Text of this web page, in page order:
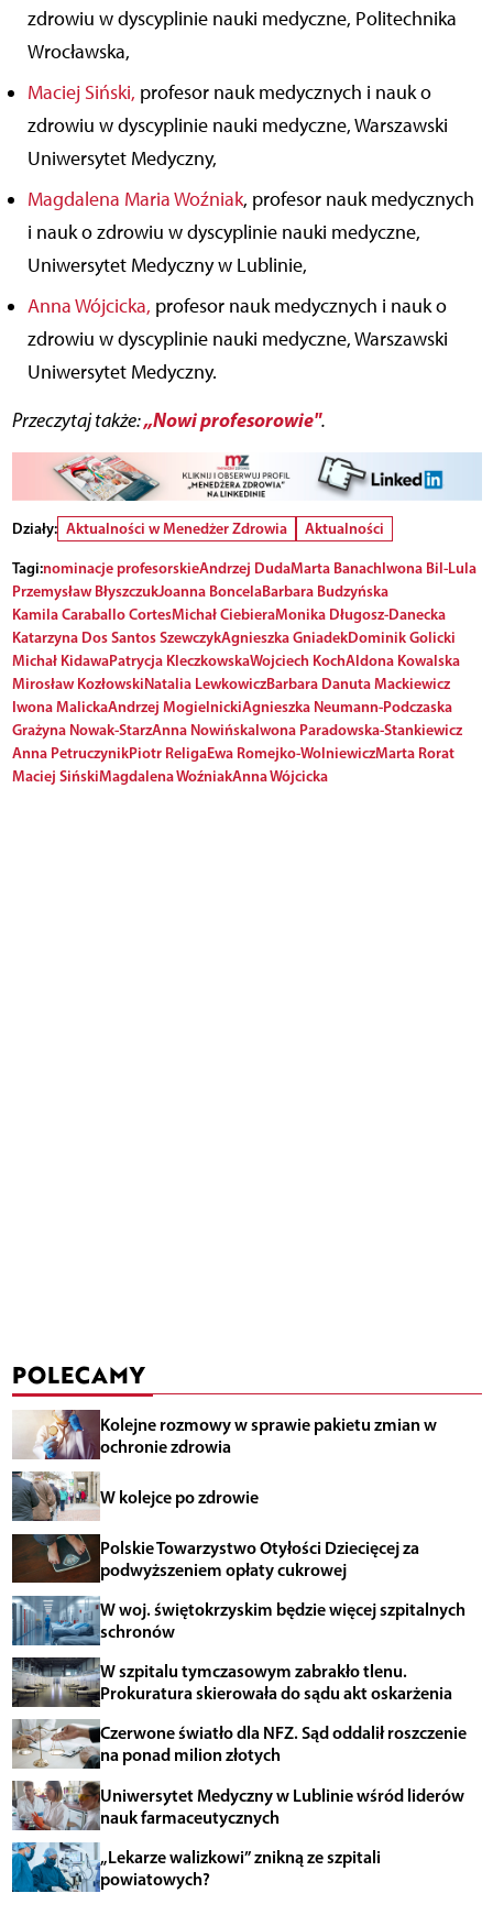
zdrowiu w dyscyplinie nauki medyczne, Politechnika
Wrocławska,
Maciej Siński, profesor nauk medycznych i nauk o
zdrowiu w dyscyplinie nauki medyczne, Warszawski
Uniwersytet Medyczny,
Magdalena Maria Woźniak, profesor nauk medycznych
i nauk o zdrowiu w dyscyplinie nauki medyczne,
Uniwersytet Medyczny w Lublinie,
Anna Wójcicka, profesor nauk medycznych i nauk o
zdrowiu w dyscyplinie nauki medyczne, Warszawski
Uniwersytet Medyczny.
Przeczytaj także:„Nowi profesorowie".
Działy: Aktualności w Menedżer Zdrowia
Aktualności
Tagi:nominacje profesorskieAndrzej DudaMarta BanachIwona Bil-Lula
Przemysław BłyszczukJoanna BoncelaBarbara Budzyńska
Kamila Caraballo CortesMichał CiebieraMonika Długosz-Danecka
Katarzyna Dos Santos SzewczykAgnieszka GniadekDominik Golicki
Michał KidawaPatrycja KleczkowskaWojciech KochAldona Kowalska
Mirosław KozłowskiNatalia LewkowiczBarbara Danuta Mackiewicz
Iwona MalickaAndrzej MogielnickiAgnieszka Neumann-Podczaska
Grażyna Nowak-StarzAnna NowińskaIwona Paradowska-Stankiewicz
Anna PetruczynikPiotr ReligaEwa Romejko-WolniewiczMarta Rorat
Maciej SińskiMagdalena WoźniakAnna Wójcicka
POLECAMY
Kolejne rozmowy w sprawie pakietu zmian w
ochronie zdrowia
W kolejce po zdrowie
Polskie Towarzystwo Otyłości Dziecięcej za
podwyższeniem opłaty cukrowej
W woj. świętokrzyskim będzie więcej szpitalnych
schronów
W szpitalu tymczasowym zabrakło tlenu.
Prokuratura skierowała do sądu akt oskarżenia
Czerwone światło dla NFZ. Sąd oddalił roszczenie
na ponad milion złotych
Uniwersytet Medyczny w Lublinie wśród liderów
nauk farmaceutycznych
„Lekarze walizkowi” znikną ze szpitali
powiatowych?